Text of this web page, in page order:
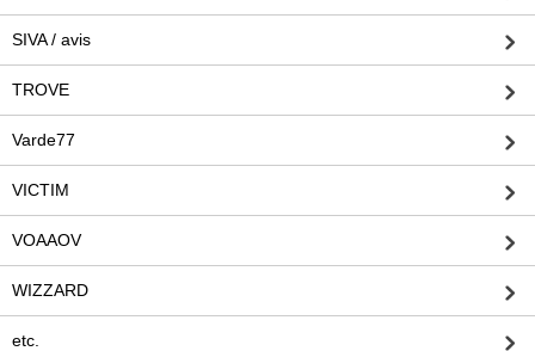
SIVA / avis
TROVE
Varde77
VICTIM
VOAAOV
WIZZARD
etc.